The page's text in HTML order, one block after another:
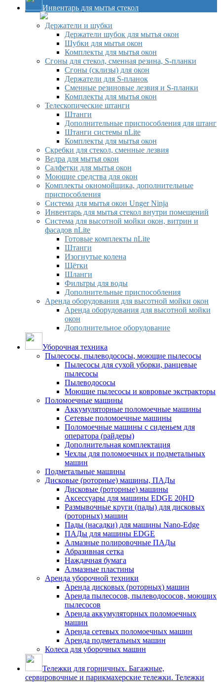
Инвентарь для мытья стекол
Держатели и шубки
Держатели шубок для мытья окон
Шубки для мытья окон
Комплекты для мытья окон
Сгоны для стекол, сменная резина, S-планки
Сгоны (склизы) для окон
Держатели для S-планок
Сменные резиновые лезвия и S-планки
Комплекты для мытья окон
Телескопические штанги
Штанги
Дополнительные приспособления для штанг
Штанги системы nLite
Комплекты для мытья окон
Скребки для стекол, сменные лезвия
Ведра для мытья окон
Салфетки для мытья окон
Моющие средства для окон
Комплекты окномойщика, дополнительные
приспособления
Система для мытья окон Unger Ninja
Инвентарь для мытья стекол внутри помещений
Система для высотной мойки окон, витрин и
фасадов nLite
Готовые комплекты nLite
Штанги
Изогнутые колена
Щётки
Шланги
Фильтры для воды
Дополнительные приспособления
Аренда оборудования для высотной мойки окон
Аренда оборудования для высотной мойки
окон
Дополнительное оборудование
Уборочная техника
Пылесосы, пылеводососы, моющие пылесосы
Пылесосы для сухой уборки, ранцевые
пылесосы
Пылеводососы
Моющие пылесосы и ковровые экстракторы
Поломоечные машины
Аккумуляторные поломоечные машины
Сетевые поломоечные машины
Поломоечные машины с сиденьем для
оператора (райдеры)
Дополнительная комплектация
Чехлы для поломоечных и подметальных
машин
Подметальные машины
Дисковые (роторные) машины, ПАДы
Дисковые (роторные) машины
Аксессуары для машины EDGE 20HD
Размывочные круги (пады) для дисковых
(роторных) машин
Пады (насадки) для машины Nano-Edge
ПАДы для машины EDGE
Алмазные полировочные ПАДы
Абразивная сетка
Наждачная бумага
Алмазные пластины
Аренда уборочной техники
Аренда дисковых (роторных) машин
Аренда пылесосов, пылеводососов, моющих
пылесосов
Аренда аккумуляторных поломоечных
машин
Аренда сетевых поломоечных машин
Аренда подметальных машин
Колеса для уборочных машин
Тележки для горничных. Багажные,
сервировочные и парикмахерские тележки. Тележки